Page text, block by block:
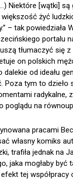
Niektóre [wątki] są
żyć
– tak powiedziała
portalu
tłumaczyć się
on polskich
od ideału
Poza tym to dzieło
radykalne,
poglądu na
pracami
własny komiks
trafiła jednak na
jaka mogłaby być
tej współpracy